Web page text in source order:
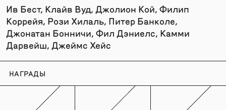
Ив Бест, Клайв Вуд, Джолион Кой, Филип
Коррейя, Рози Хилаль, Питер Банколе,
Джонатан Бонничи, Фил Дэниелс, Камми
Дарвейш, Джеймс Хейс
НАГРАДЫ